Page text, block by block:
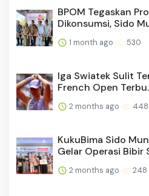
BPOM Tegaskan
Dikonsumsi, Sido
1 month ago 530
Iga Swiatek Sulit
French Open
2 months ago 448
KukuBima Sido
Gelar Operasi Bibir
2 months ago 248